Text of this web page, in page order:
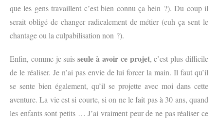
que les gens travaillent c’est bien connu ça hein ?). Du coup il
serait obligé de changer radicalement de métier (euh ça sent le
chantage ou la culpabilisation non ?).
Enfin, comme je suisseule à avoir ce projet, c’est plus difficile
de le réaliser. Je n’ai pas envie de lui forcer la main. Il faut qu’il
se sente bien également, qu’il se projette avec moi dans cette
aventure. La vie est si courte, si on ne le fait pas à 30 ans, quand
les enfants sont petits … J’ai vraiment peur de ne pas réaliser ce